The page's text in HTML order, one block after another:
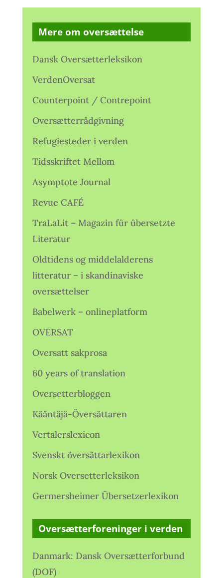
Mere om oversættelse
Dansk Oversætterleksikon
VerdenOversat
Counterpoint / Contrepoint
Oversætterrådgivning
Refugiesteder i verden
Tidsskriftet Mellom
Asymptote Journal
Revue CAFÉ
TraLaLit – Magazin für übersetzte
Literatur
Oldtidens og middelalderens
litteratur – i skandinaviske
oversættelser
Babelwerk – onlineplatform
OVERSAT
Oversatt sakprosa
60 years of translation
Oversetterbloggen
Kääntäjä-Översättaren
Vertalerslexicon
Svenskt översättarlexikon
Norsk Oversetterleksikon
Germersheimer Übersetzerlexikon
Oversætterforeninger i verden
Danmark: Dansk Oversætterforbund
(DOF)